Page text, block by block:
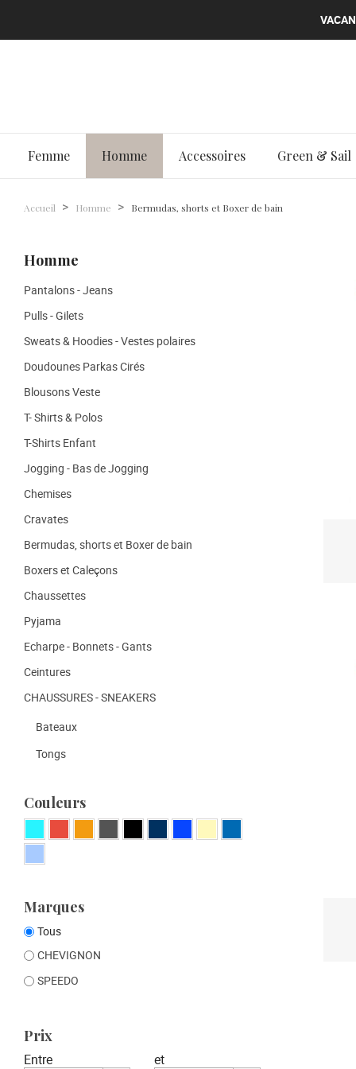
Femme Homme Accessoires Green & Sail
Accueil Homme Bermudas, shorts et Boxer de bain
Homme
Pantalons - Jeans
Pulls - Gilets
Sweats & Hoodies - Vestes polaires
Doudounes Parkas Cirés
Blousons Veste
T- Shirts & Polos
T-Shirts Enfant
Jogging - Bas de Jogging
Chemises
Cravates
Bermudas, shorts et Boxer de bain
Boxers et Caleçons
Chaussettes
Pyjama
Echarpe - Bonnets - Gants
Ceintures
CHAUSSURES - SNEAKERS
Bateaux
Tongs
Couleurs
Marques
Tous
CHEVIGNON
SPEEDO
Prix
Entre et